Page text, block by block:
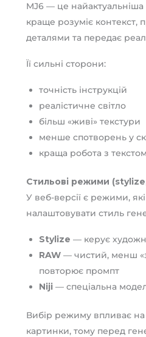
MJ6 — це
краще розуміє контекст,
деталями та передає
Її сильні сторони:
точність інструкцій
реалістичне світло
більш «живі» текстури
менше спотворень у
краща робота з
Стильові режими
У веб-версії є режими,
налаштовувати стиль
Stylize — керує
RAW— чистий, менш
повторює промпт
Niji— спеціальна
Вибір режиму впливає
картинки, тому перед